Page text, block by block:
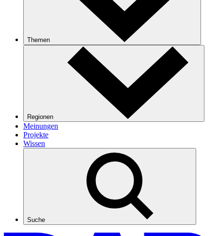
Themen
Regionen
Meinungen
Projekte
Wissen
Suche